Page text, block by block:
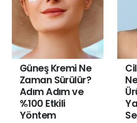
Güneş Kremi Ne
Zaman Sürülür?
Adım Adım ve
%100 Etkili
Yöntem